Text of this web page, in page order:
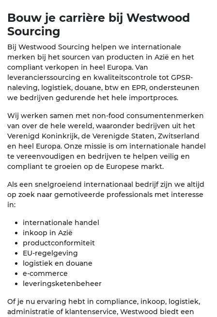
Bouw je carrière bij Westwood
Sourcing
Bij Westwood Sourcing helpen we internationale
merken bij het sourcen van producten in Azië en het
compliant verkopen in heel Europa. Van
leverancierssourcing en kwaliteitscontrole tot GPSR-
naleving, logistiek, douane, btw en EPR, ondersteunen
we bedrijven gedurende het hele importproces.
Wij werken samen met non-food consumentenmerken
van over de hele wereld, waaronder bedrijven uit het
Verenigd Koninkrijk, de Verenigde Staten, Zwitserland
en heel Europa. Onze missie is om internationale handel
te vereenvoudigen en bedrijven te helpen veilig en
compliant te groeien op de Europese markt.
Als een snelgroeiend internationaal bedrijf zijn we altijd
op zoek naar gemotiveerde professionals met interesse
in:
internationale handel
inkoop in Azië
productconformiteit
EU-regelgeving
logistiek en douane
e-commerce
leveringsketenbeheer
Of je nu ervaring hebt in compliance, inkoop, logistiek,
administratie of klantenservice, Westwood biedt een